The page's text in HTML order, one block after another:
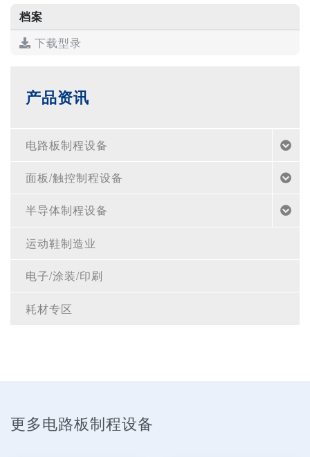
档案
下载型录
产品资讯
电路板制程设备
面板/触控制程设备
半导体制程设备
运动鞋制造业
电子/涂装/印刷
耗材专区
更多电路板制程设备